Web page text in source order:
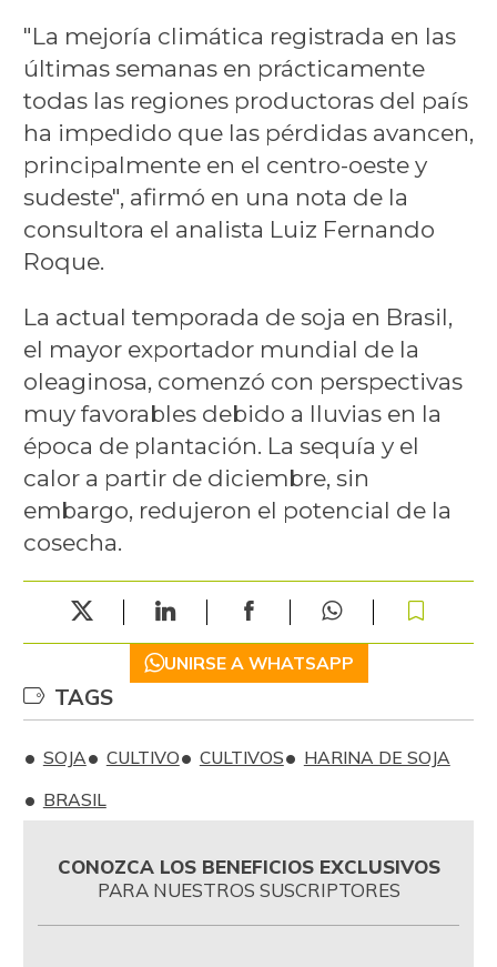
"La mejoría climática registrada en las
últimas semanas en prácticamente
todas las regiones productoras del país
ha impedido que las pérdidas avancen,
principalmente en el centro-oeste y
sudeste", afirmó en una nota de la
consultora el analista Luiz Fernando
Roque.
La actual temporada de soja en Brasil,
el mayor exportador mundial de la
oleaginosa, comenzó con perspectivas
muy favorables debido a lluvias en la
época de plantación. La sequía y el
calor a partir de diciembre, sin
embargo, redujeron el potencial de la
cosecha.
UNIRSE A WHATSAPP
TAGS
SOJA CULTIVO CULTIVOS
HARINA DE SOJA
BRASIL
CONOZCA LOS BENEFICIOS EXCLUSIVOS
PARA NUESTROS SUSCRIPTORES